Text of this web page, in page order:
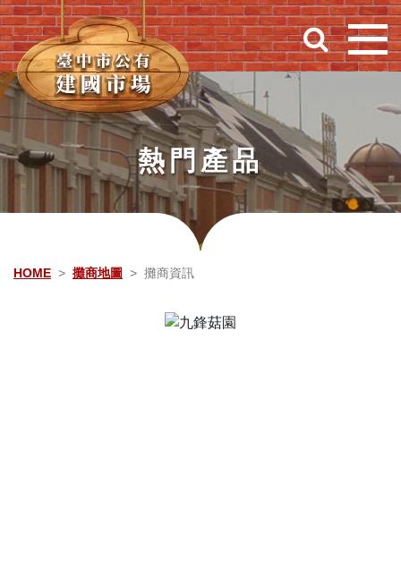
跳到主要內容
熱門產品
HOME 攤商地圖 攤商資訊